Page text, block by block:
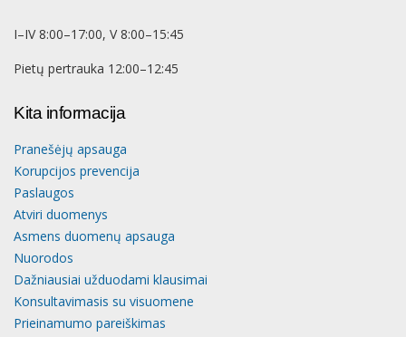
I–IV 8:00–17:00, V 8:00–15:45
Pietų pertrauka 12:00–12:45
Kita informacija
Pranešėjų apsauga
Korupcijos prevencija
Paslaugos
Atviri duomenys
Asmens duomenų apsauga
Nuorodos
Dažniausiai užduodami klausimai
Konsultavimasis su visuomene
Prieinamumo pareiškimas